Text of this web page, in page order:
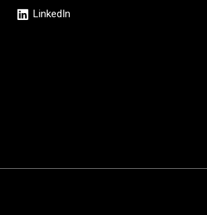
LinkedIn